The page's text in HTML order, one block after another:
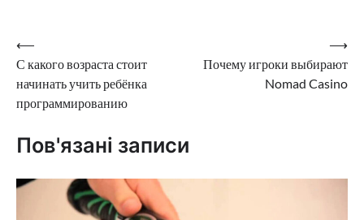
Навігація
записів
⟵
С какого возраста стоит
начинать учить ребёнка
программированию
Почему игроки выбирают
Nomad Casino
⟶
Пов'язані записи